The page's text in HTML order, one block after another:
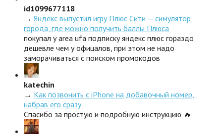
id1099677118
→ Яндекс выпустил игру Плюс Сити — симулятор
города, где можно получить баллы Плюса
покупал у area ufa подписку яндекс плюс гораздо
дешевле чем у офицалов, при этом не надо
заморачиваться с поиском промокодов
katechin
→ Как позвонить с iPhone на добавочный номер,
набрав его сразу
Спасибо за простую и подробную инструкцию 🔥